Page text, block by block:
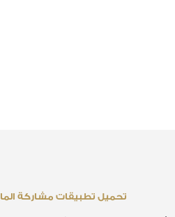
تحميل تطبيقات مشاركة